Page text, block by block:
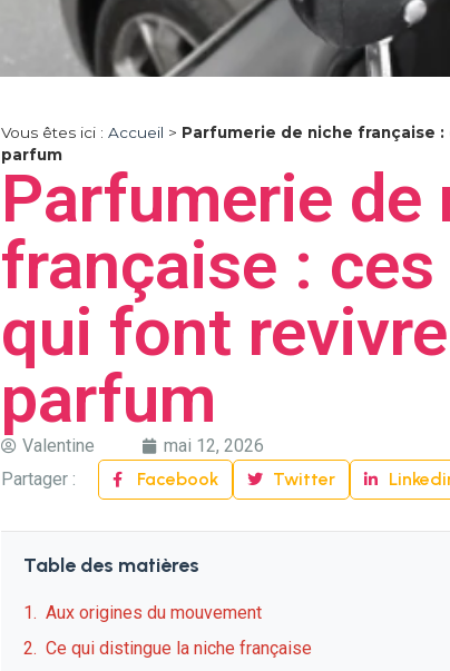
Vous êtes ici : Accueil > Parfumerie de niche française
parfum
Parfumerie de
française :
qui font
parfum
Valentine
mai 12, 2026
Partager :
Facebook Twitter
Table des matières
Aux origines du mouvement
Ce qui distingue la niche française